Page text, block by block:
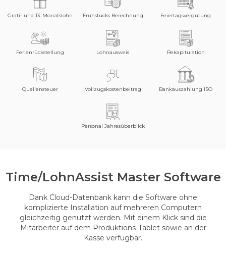
Grati- und 13. Monatslohn Frühstücks Berechnung Feiertagsvergütung
Ferienrückstellung
Quellensteuer Vollzugskostenbeitrag Bankauszahlung ISO
Lohnausweis Rekapitulation
Personal Jahresüberblick
Time/LohnAssist Master Software
Dank Cloud-Datenbank kann die Software ohne
komplizierte Installation auf mehreren Computern
gleichzeitig genutzt werden. Mit einem Klick sind die
Mitarbeiter auf dem Produktions-Tablet sowie an der
Kasse verfügbar.